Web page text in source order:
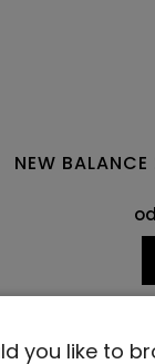
NEW
od
you like to